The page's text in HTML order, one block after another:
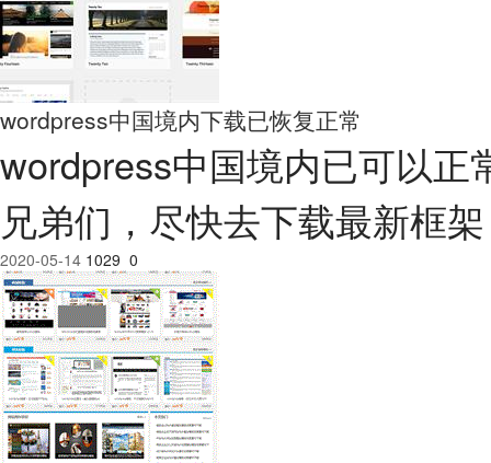
wordpress中国境内下载已恢复正常
wordpress中国境内已可以
兄弟们，尽快去下载最新框
2020-05-14 1029 0